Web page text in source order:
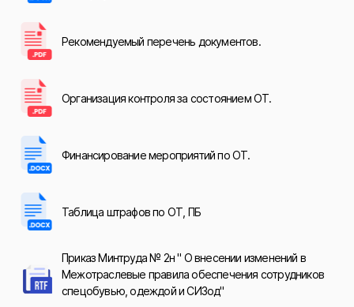
Рекомендуемый перечень документов.
Организация контроля за состоянием ОТ.
Финансирование мероприятий по ОТ.
Таблица штрафов по ОТ, ПБ
Приказ Минтруда № 2н " О внесении изменений в
Межотраслевые правила обеспечения сотрудников
спецобувью, одеждой и СИЗод"